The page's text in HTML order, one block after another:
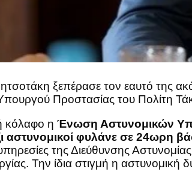
ξεπέρασε τον εαυτό της
Προστασίας του Πολίτη
κόλαφο η Ένωση Αστυνομικών
αστυνομικοί φυλάνε σε 24ωρη
της Διεύθυνσης
Την ίδια στιγμή η